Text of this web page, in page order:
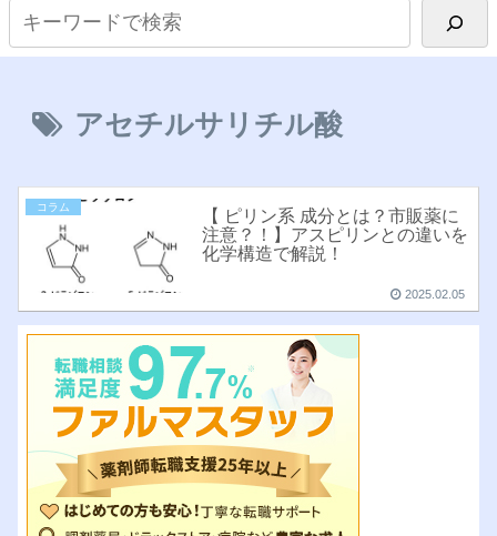
アセチルサリチル酸
コラム
【 ピリン系 成分とは？市販薬に
注意？！】アスピリンとの違いを
化学構造で解説！
2025.02.05